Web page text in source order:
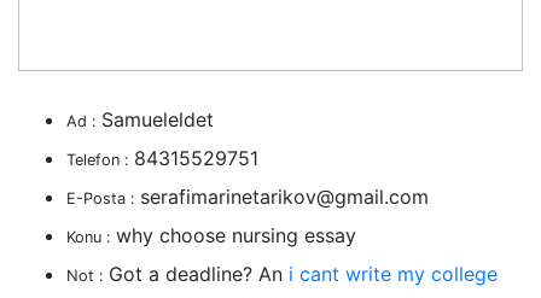
Ad : Samueleldet
Telefon : 84315529751
E-Posta : serafimarinetarikov@gmail.com
Konu : why choose nursing essay
Not : Got a deadline? An i cant write my college